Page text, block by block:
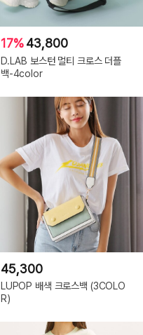
17%43,800
D.LAB 보스턴 멀티 크로스 더플
백-4color
45,300
LUPOP 배색 크로스백 (3COLO
R)